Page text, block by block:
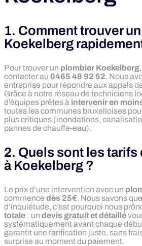
1. Comment trouver
Koekelberg
Pour trouver un plombier Koekelberg
contacter au 0465 48 92 52. Nous
entreprise pour répondre aux appels
Grâce à notre réseau de techniciens
d’équipes prêtes à intervenir en
toutes les communes bruxelloises
plus critiques (inondations,
pannes de chauffe-eau).
2. Quels sont les tarifs
à Koekelberg ?
Le prix d’une intervention avec un
commence dès 25€. Nous savons
d’inquiétude, c’est pourquoi nous
totale : un devis gratuit et détaillé
systématiquement avant chaque
garantit une tarification juste, sans
surprise au moment du paiement.